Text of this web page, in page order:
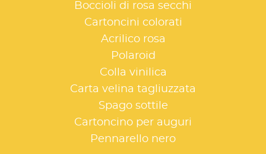
Boccioli di rosa secchi
Cartoncini colorati
Acrilico rosa
Polaroid
Colla vinilica
Carta velina tagliuzzata
Spago sottile
Cartoncino per auguri
Pennarello nero